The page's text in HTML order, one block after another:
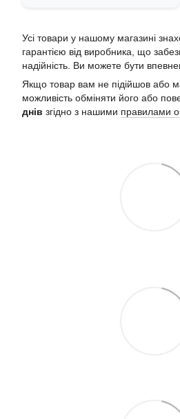
Усі товари у нашому магазині
гарантією від виробника, що
надійність. Ви можете бути
Якщо товар вам не підійшов або
можливість обміняти його або
днів згідно з нашими правилами